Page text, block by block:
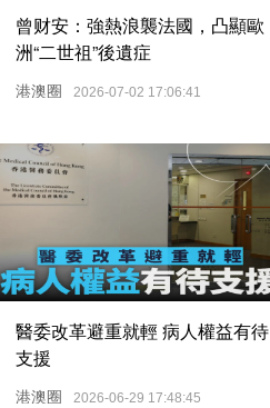
曾财安：強熱浪襲法國，凸顯歐
洲“二世祖”後遺症
港澳圈 2026-07-02 17:06:41
醫委改革避重就輕 病人權益有待
支援
港澳圈 2026-06-29 17:48:45